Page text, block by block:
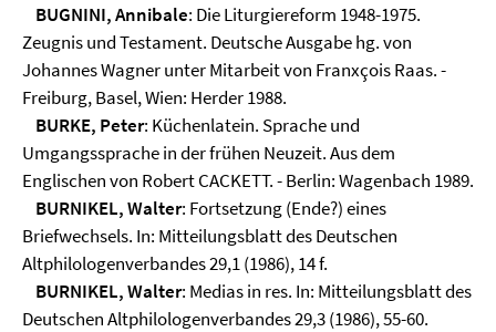
BUGNINI, Annibale: Die Liturgiereform 1948-1975.
Zeugnis und Testament. Deutsche Ausgabe hg. von
Johannes Wagner unter Mitarbeit von Franxçois Raas. -
Freiburg, Basel, Wien: Herder 1988.
BURKE, Peter: Küchenlatein. Sprache und
Umgangssprache in der frühen Neuzeit. Aus dem
Englischen von Robert CACKETT. - Berlin: Wagenbach 1989.
BURNIKEL, Walter: Fortsetzung (Ende?) eines
Briefwechsels. In: Mitteilungsblatt des Deutschen
Altphilologenverbandes 29,1 (1986), 14 f.
BURNIKEL, Walter: Medias in res. In: Mitteilungsblatt des
Deutschen Altphilologenverbandes 29,3 (1986), 55-60.